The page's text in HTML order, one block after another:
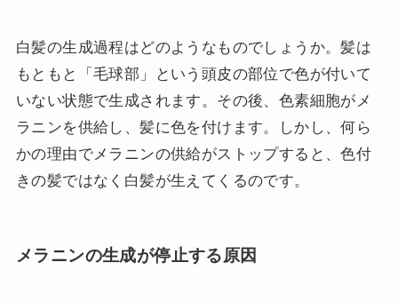
白髪の生成過程はどのようなものでしょうか。髪は
もともと「毛球部」という頭皮の部位で色が付いて
いない状態で生成されます。その後、色素細胞がメ
ラニンを供給し、髪に色を付けます。しかし、何ら
かの理由でメラニンの供給がストップすると、色付
きの髪ではなく白髪が生えてくるのです。
メラニンの生成が停止する原因